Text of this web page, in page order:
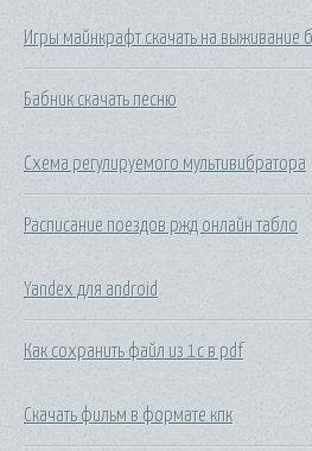
Игры майнкрафт скачать на выживание
Бабник скачать песню
Схема регулируемого мультивибратора
Расписание поездов ржд онлайн табло
Yandex для android
Как сохранить файл из 1с в pdf
Скачать фильм в формате кпк